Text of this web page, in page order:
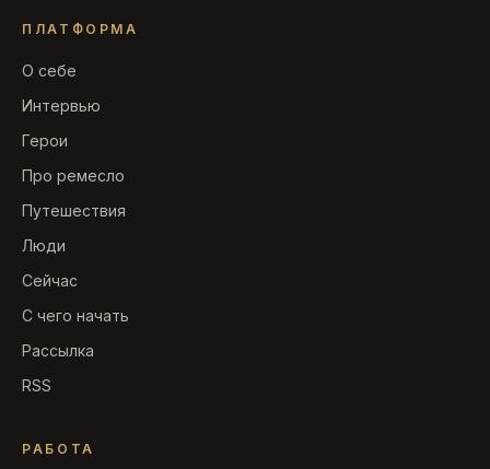
ПЛАТФОРМА
О себе
Интервью
Герои
Про ремесло
Путешествия
Люди
Сейчас
С чего начать
Рассылка
RSS
РАБОТА